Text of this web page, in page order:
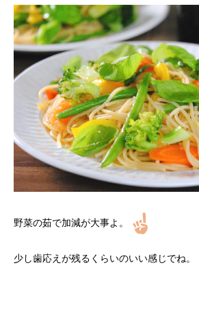
野菜の茹で加減が大事よ。
少し歯応えが残るくらいのいい感じでね。